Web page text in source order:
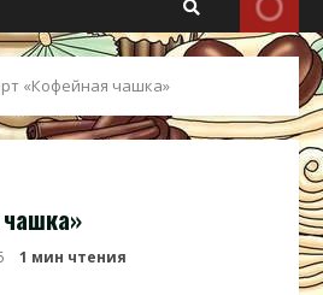
«Кофейная чашка»
1 мин чтения